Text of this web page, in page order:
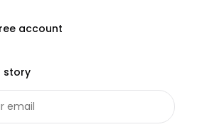
account
story